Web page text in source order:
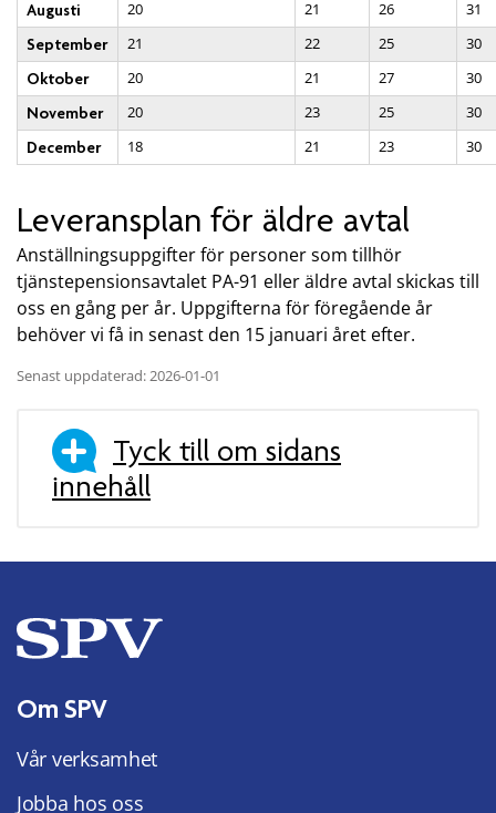
Augusti
20 21 26
31
September
21 22 25
30
Oktober
20 21 27
30
November
20 23 25
30
December
18 21 23 30
Leveransplan för äldre avtal
Anställningsuppgifter för personer som tillhör
tjänstepensionsavtalet PA-91 eller äldre avtal skickas till
oss en gång per år. Uppgifterna för föregående år
behöver vi få in senast den 15 januari året efter.
Senast uppdaterad: 2026-01-01
Tyck till om sidans
innehåll
Om SPV
Vår verksamhet
Jobba hos oss